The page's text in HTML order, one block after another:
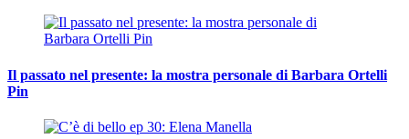
Il passato nel presente: la mostra personale di Barbara Ortelli
Pin